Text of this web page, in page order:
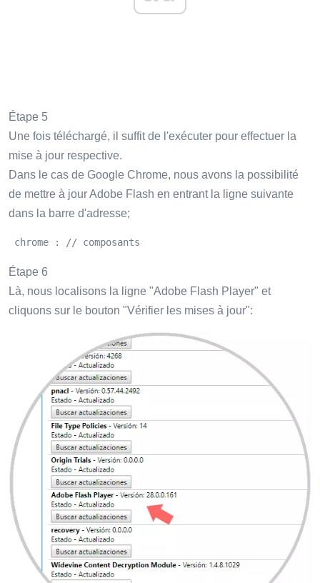
Étape 5
Une fois téléchargé, il suffit de l'exécuter pour effectuer la
mise à jour respective.
Dans le cas de Google Chrome, nous avons la possibilité
de mettre à jour Adobe Flash en entrant la ligne suivante
dans la barre d'adresse;
chrome : // composants
Étape 6
Là, nous localisons la ligne "Adobe Flash Player" et
cliquons sur le bouton "Vérifier les mises à jour":